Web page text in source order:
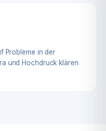
Probleme in der
und Hochdruck klären